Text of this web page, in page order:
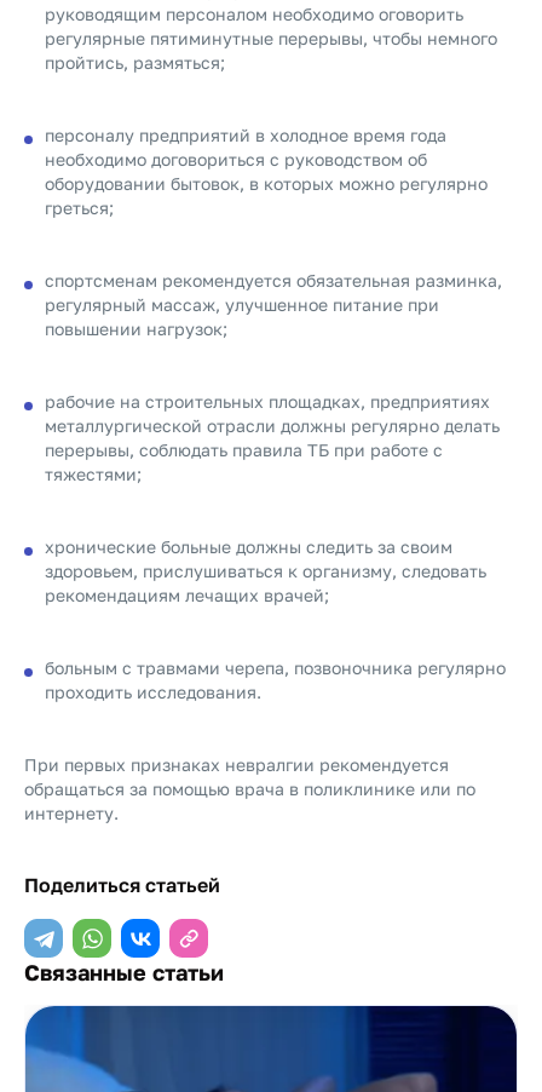
руководящим персоналом необходимо оговорить
регулярные пятиминутные перерывы, чтобы немного
пройтись, размяться;
персоналу предприятий в холодное время года
необходимо договориться с руководством об
оборудовании бытовок, в которых можно регулярно
греться;
спортсменам рекомендуется обязательная разминка,
регулярный массаж, улучшенное питание при
повышении нагрузок;
рабочие на строительных площадках, предприятиях
металлургической отрасли должны регулярно делать
перерывы, соблюдать правила ТБ при работе с
тяжестями;
хронические больные должны следить за своим
здоровьем, прислушиваться к организму, следовать
рекомендациям лечащих врачей;
больным с травмами черепа, позвоночника регулярно
проходить исследования.
При первых признаках невралгии рекомендуется
обращаться за помощью врача в поликлинике или по
интернету.
Поделиться статьей
Связанные статьи